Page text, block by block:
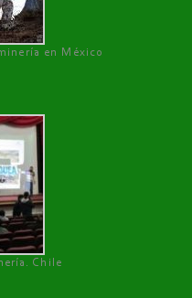
en México
Chile